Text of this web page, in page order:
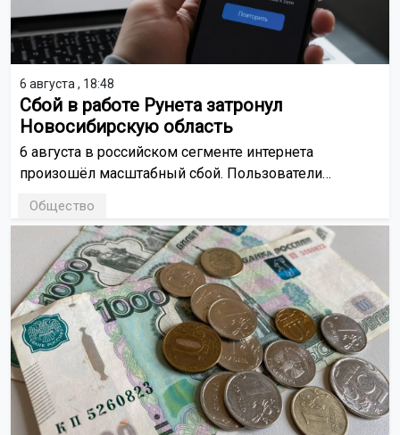
6 августа , 18:48
Сбой в работе Рунета затронул
Новосибирскую область
6 августа в российском сегменте интернета
произошёл масштабный сбой. Пользователи
мессенджерам, маркетплейсам и другим сервисам.
Общество